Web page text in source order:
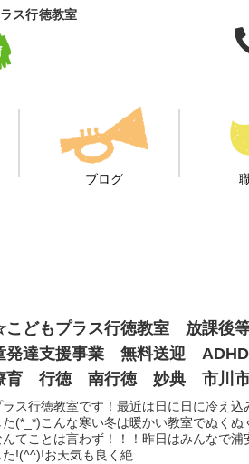
ス行徳教室
ブログ
どもプラス行徳教室 放課後
発達支援事業 無料送迎
育 行徳 南行徳 妙典 市川
ス行徳教室です！最近は日に日に冷え込
(*_*)こんな寒い冬は暖かい教室でぬくぬ
てことは言わず！！！昨日はみんなで浦
!(^^)!お天気も良く絶...